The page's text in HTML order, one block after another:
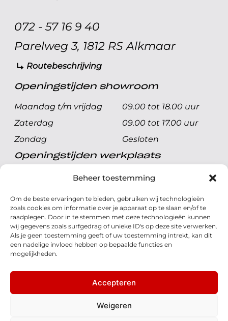
Beheer toestemming
Om de beste ervaringen te bieden, gebruiken wij technologieën
zoals cookies om informatie over je apparaat op te slaan en/of te
raadplegen. Door in te stemmen met deze technologieën kunnen
wij gegevens zoals surfgedrag of unieke ID's op deze site verwerken.
Als je geen toestemming geeft of uw toestemming intrekt, kan dit
een nadelige invloed hebben op bepaalde functies en
mogelijkheden.
Accepteren
Weigeren
072 - 57 16 9 40
Parelweg 3, 1812 RS Alkmaar
Routebeschrijving
Openingstijden showroom
Maandag t/m vrijdag
09.00 tot 18.00 uur
Zaterdag
09.00 tot 17.00 uur
Zondag
Gesloten
Openingstijden werkplaats
Maandag t/m vrijdag
08.00 tot 17.00 uur
Zondag
Gesloten
Volg ons
© 2026 - Honda Welman